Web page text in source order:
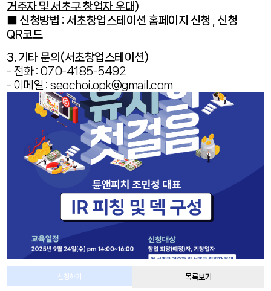
거주자 및 서초구 창업자 우대)
■ 신청방법 : 서초창업스테이션 홈페이지 신청 , 신청
QR코드
3. 기타 문의(서초창업스테이션)
- 전화 : 070-4185-5492
- 이메일 : seochoi.opk@gmail.com